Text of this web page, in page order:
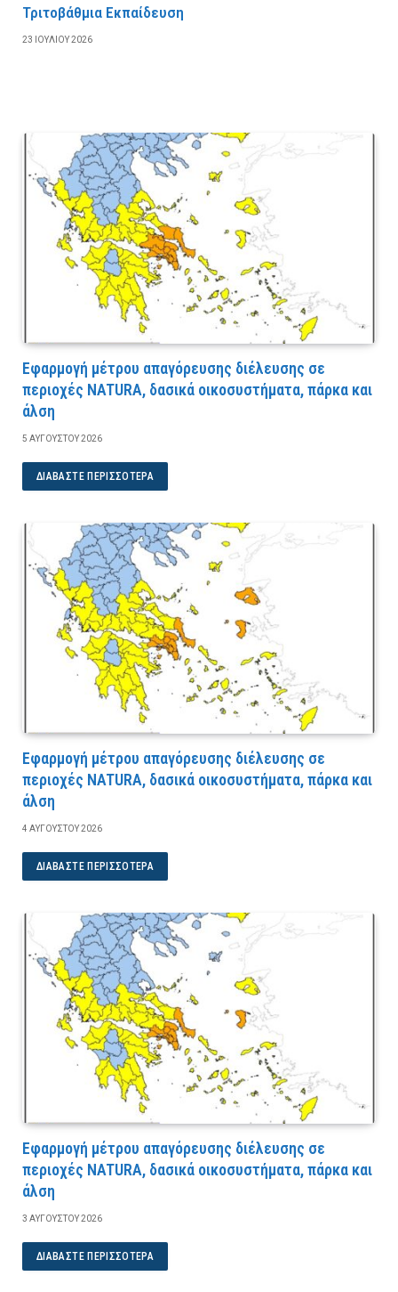
Τριτοβάθμια Εκπαίδευση
23 ΙΟΥΛΊΟΥ 2026
Εφαρμογή μέτρου απαγόρευσης διέλευσης σε
περιοχές NATURA, δασικά οικοσυστήματα, πάρκα και
άλση
5 ΑΥΓΟΎΣΤΟΥ 2026
ΔΙΑΒΆΣΤΕ ΠΕΡΙΣΣΌΤΕΡΑ
Εφαρμογή μέτρου απαγόρευσης διέλευσης σε
περιοχές NATURA, δασικά οικοσυστήματα, πάρκα και
άλση
4 ΑΥΓΟΎΣΤΟΥ 2026
ΔΙΑΒΆΣΤΕ ΠΕΡΙΣΣΌΤΕΡΑ
Εφαρμογή μέτρου απαγόρευσης διέλευσης σε
περιοχές NATURA, δασικά οικοσυστήματα, πάρκα και
άλση
3 ΑΥΓΟΎΣΤΟΥ 2026
ΔΙΑΒΆΣΤΕ ΠΕΡΙΣΣΌΤΕΡΑ